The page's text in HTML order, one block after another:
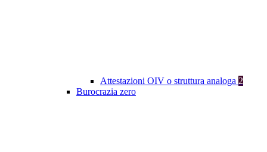
Attestazioni OIV o struttura analoga 2
Burocrazia zero